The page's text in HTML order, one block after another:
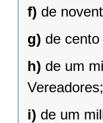
f) de
g) de
h) de um
Vereadores;
i) de um